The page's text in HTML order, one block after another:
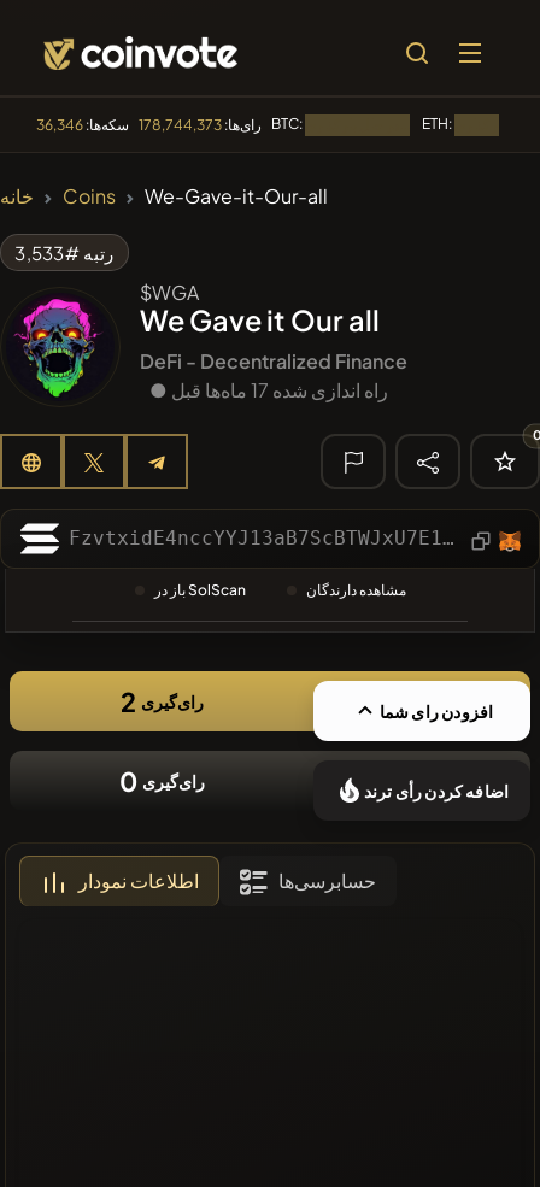
سکه‌ها:36,346 رای‌ها:178,744,373 BTC: ETH:
Algorithmic Trading
#1
SmartleCo
#253
PERFI PEEFITOKEN
#1106
❌سکه های
اخیر موجود
نیست
خانه Coins We-Gave-it-Our-all
رتبه #3,533
$WGA
We Gave it Our all
DeFi - Decentralized Finance
● راه اندازی شده 17 ماه‌ها قبل
FzvtxidE4nccYYJ13aB7ScBTWJxU7E1AUMr2NPWqmoon
باز در SolScan مشاهده دارندگان
2 رای‌گیری افزودن رای شما
0 رای‌گیری اضافه کردن رأی ترند
اطلاعات نمودار حسابرسی‌ها